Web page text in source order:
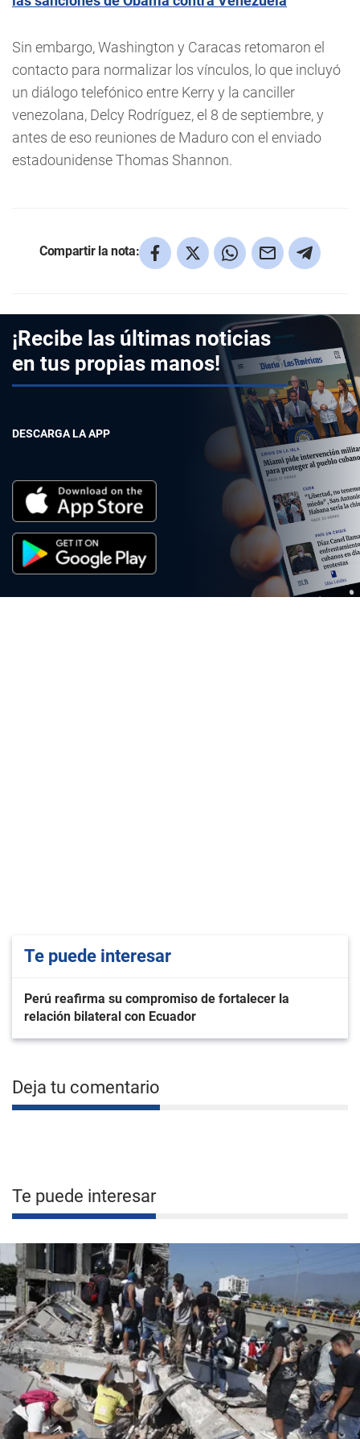
Sin embargo, Washington y Caracas retomaron el
contacto para normalizar los vínculos, lo que incluyó
un diálogo telefónico entre Kerry y la canciller
venezolana, Delcy Rodríguez, el 8 de septiembre, y
antes de eso reuniones de Maduro con el enviado
estadounidense Thomas Shannon.
Compartir la nota:
¡Recibe las últimas noticias
en tus propias manos!
DESCARGA LA APP
Te puede interesar
Perú reafirma su compromiso de fortalecer la
relación bilateral con Ecuador
Deja tu comentario
Te puede interesar